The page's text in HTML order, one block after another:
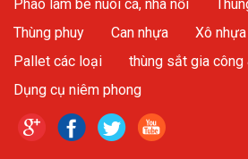
Phao làm bè nuôi cá, nhà nổi
Thùng phuy
Can nhựa Xô nhựa
Pallet các loại
thùng sắt gia công
Dụng cụ niêm phong